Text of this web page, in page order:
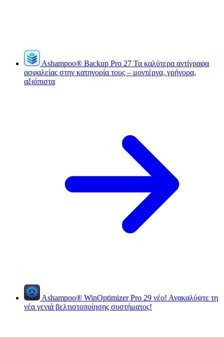
Ashampoo® Backup Pro 27 Τα καλύτερα αντίγραφα
ασφαλείας στην κατηγορία τους – μοντέρνα, γρήγορα,
αξιόπιστα
Ashampoo® WinOptimizer Pro 29 νέο! Ανακαλύψτε τη
νέα γενιά βελτιστοποίησης συστήματος!